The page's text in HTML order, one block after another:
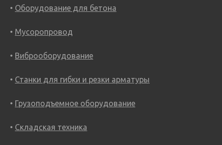
Оборудование для бетона
Мусоропровод
Виброоборудование
Станки для гибки и резки арматуры
Грузоподъемное оборудование
Складская техника